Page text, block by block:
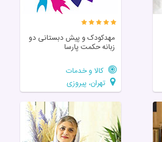
مهدکودک و پیش دبستانی دو
زبانه حکمت پارسا
کالا و خدمات
تهران، پیروزی